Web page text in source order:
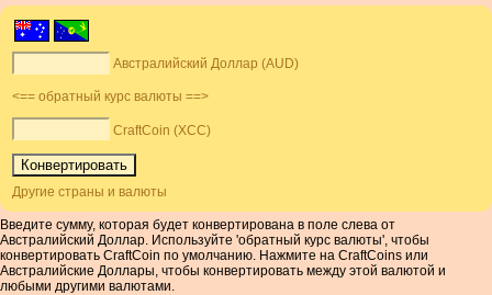
Австралийский Доллар (AUD)
<== обратный курс валюты ==>
CraftCoin (XCC)
Другие страны и валюты
Введите сумму, которая будет конвертирована в поле слева от
Австралийский Доллар. Используйте 'обратный курс валюты', чтобы
конвертировать CraftCoin по умолчанию. Нажмите на CraftCoins или
Австралийские Доллары, чтобы конвертировать между этой валютой и
любыми другими валютами.